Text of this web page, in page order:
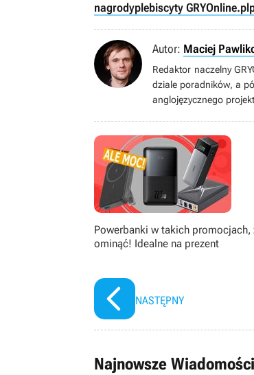
nagrodyplebiscyty GRYOnline.pl
Autor: Maciej
Redaktor naczelny
dziale poradników, a
anglojęzycznego
literacką i literaturę na
japońskie. Wydaje
okazyjnie pełni funkcję
Powerbanki w takich promocjach,
ominąć! Idealne na prezent
NASTĘPNY
Najnowsze Wiadomości